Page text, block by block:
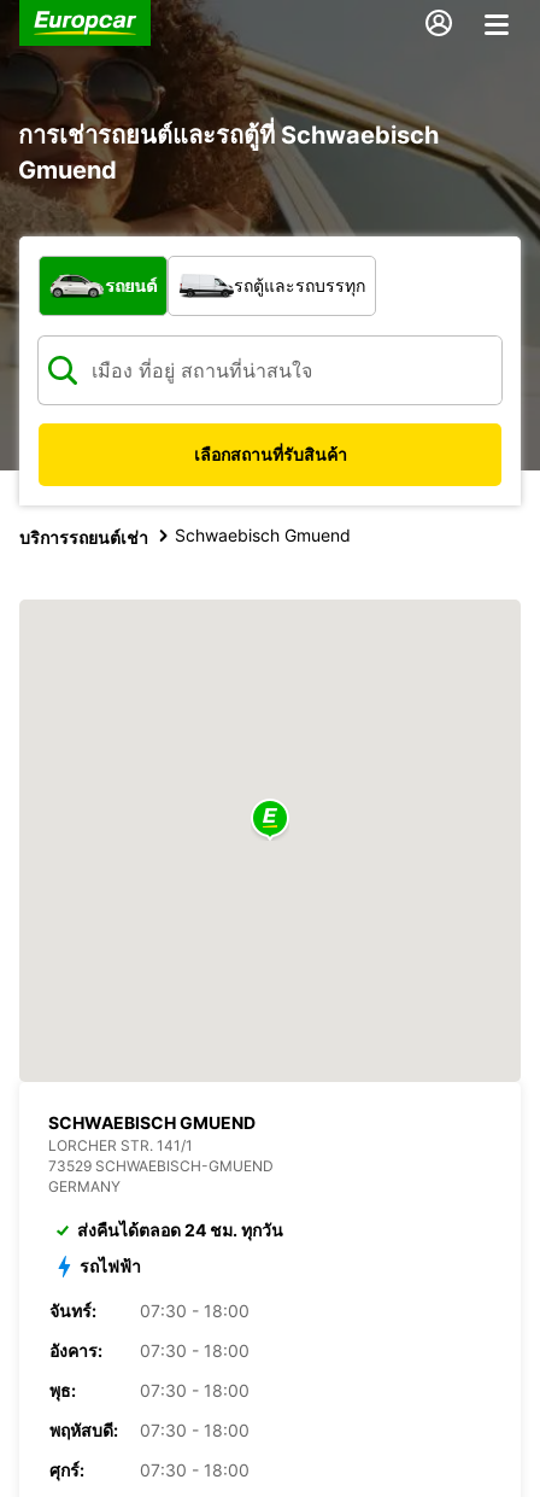
การเช่ารถยนต์และรถตู้ที่ Schwaebisch
Gmuend
รถประเภทใด
รถยนต์ รถตู้และรถบรรทุก
เลือกสถานที่รับสินค้า
บริการรถยนต์เช่า Schwaebisch Gmuend
SCHWAEBISCH GMUEND
LORCHER STR. 141/1
73529 SCHWAEBISCH-GMUEND
GERMANY
ส่งคืนได้ตลอด 24 ชม. ทุกวัน
รถไฟฟ้า
จันทร์:
07:30 - 18:00
อังคาร:
07:30 - 18:00
พุธ:
07:30 - 18:00
พฤหัสบดี:
07:30 - 18:00
ศุกร์:
07:30 - 18:00